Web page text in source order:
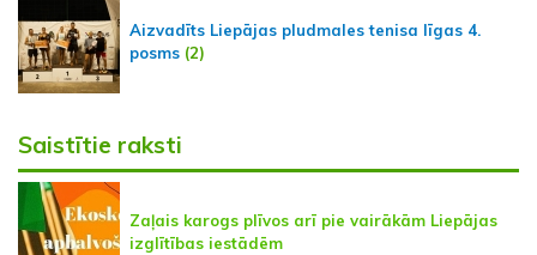
Aizvadīts Liepājas pludmales tenisa līgas 4.
posms (2)
Saistītie raksti
Zaļais karogs plīvos arī pie vairākām Liepājas
izglītības iestādēm